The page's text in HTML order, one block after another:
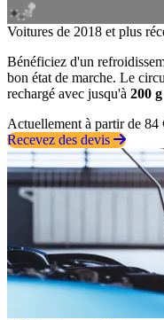
Voitures de 2018 et plus
Bénéficiez d'un
bon état de marche. Le
rechargé avec jusqu'à 200 g
Actuellement à partir de 84
Recevez des devis